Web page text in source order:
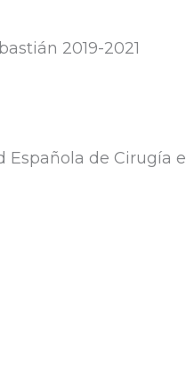
2019-2021
Española de Cirugía e